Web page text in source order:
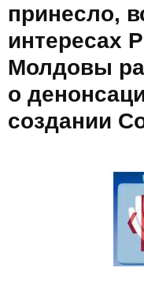
принесло,
интересах
Молдовы
о
создании